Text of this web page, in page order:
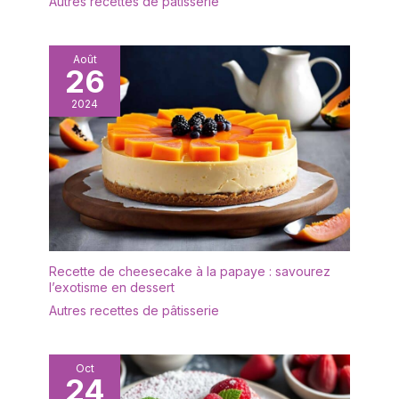
toutes les occasions,
qu'il s'agisse d'une
pendaison de
crémaillère, d'un mariage
ou d'un anniversaire. Ils
sont non seulement
pratiques et fonctionnels,
mais servent également
de bel article de
décoration qui ajoutera
du caractère et du style
à n'importe quelle
cuisine ou salle à manger.
phénoménal】Si l'article
hauteur de vos normes,
n'hésitez pas à nous
s’assurer que chaque bol
est coloré, solide et
durable. Il peut être
utilisé dans les fours à
micro-ondes, les lave-
vaisselle, les armoires de
désinfection, les
réfrigérateurs. Résistant
aux brûlures et facile à
nettoyer. Vous pouvez
l’utiliser en toute
confiance! Polyvalent: Le
bol coloré aura l’air
coloré dans votre
le matin de ce bol
polyvalent ou servez des
plats d’accompagnement
Août
26
2024
Recette de cheesecake à la papaye : savourez
l’exotisme en dessert
Autres recettes de pâtisserie
Oct
24